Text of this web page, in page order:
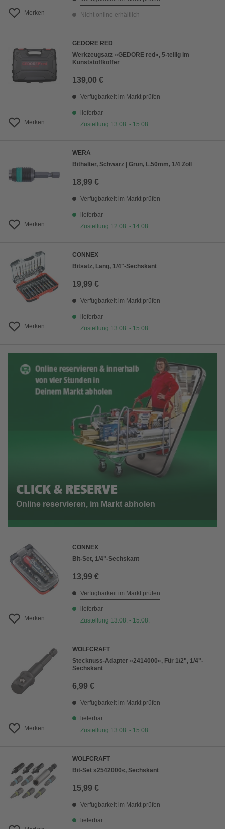
Merken Nicht online erhältlich
Merken
GEDORE RED
Werkzeugsatz »GEDORE red«, 5-teilig im
Kunststoffkoffer
139,00 €
Verfügbarkeit im Markt prüfen
lieferbar
Zustellung 13.08. - 15.08.
Merken
WERA
Bithalter, Schwarz | Grün, L.50mm, 1/4 Zoll
18,99 €
Verfügbarkeit im Markt prüfen
lieferbar
Zustellung 12.08. - 14.08.
Merken
CONNEX
Bitsatz, Lang, 1/4"-Sechskant
19,99 €
Verfügbarkeit im Markt prüfen
lieferbar
Zustellung 13.08. - 15.08.
CLICK & RESERVE
Online reservieren, im Markt abholen
Merken
CONNEX
Bit-Set, 1/4"-Sechskant
13,99 €
Verfügbarkeit im Markt prüfen
lieferbar
Zustellung 13.08. - 15.08.
Merken
WOLFCRAFT
Stecknuss-Adapter »2414000«, Für 1/2", 1/4"-
Sechskant
6,99 €
Verfügbarkeit im Markt prüfen
lieferbar
Zustellung 13.08. - 15.08.
WOLFCRAFT
Bit-Set »2542000«, Sechskant
15,99 €
Verfügbarkeit im Markt prüfen
lieferbar